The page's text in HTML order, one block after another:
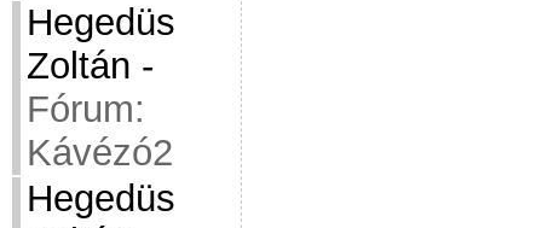
Hegedüs
Zoltán -
Fórum:
Kávézó2
Hegedüs